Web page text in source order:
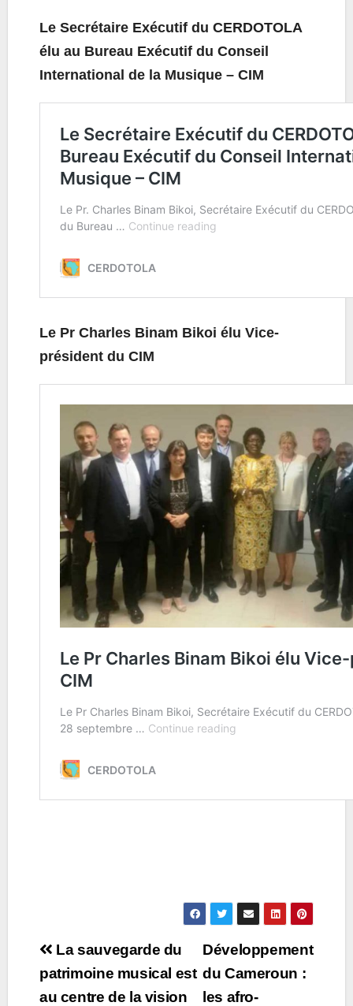
Le Secrétaire Exécutif du CERDOTOLA
élu au Bureau Exécutif du Conseil
International de la Musique – CIM
Le Pr Charles Binam Bikoi élu Vice-
président du CIM
Post
navigation
Développement
du Cameroun :
les afro-
La sauvegarde du
patrimoine musical est
au centre de la vision